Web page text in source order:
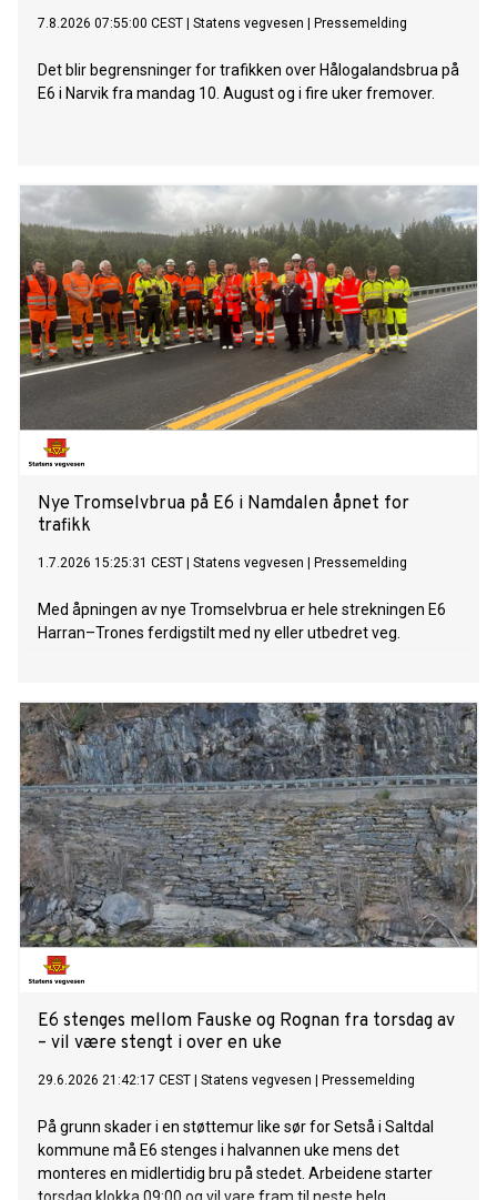
7.8.2026 07:55:00 CEST Statens vegvesen Pressemelding
Det blir begrensninger for trafikken over Hålogalandsbrua på
E6 i Narvik fra mandag 10. August og i fire uker fremover.
Nye Tromselvbrua på E6 i Namdalen åpnet for
trafikk
1.7.2026 15:25:31 CEST Statens vegvesen Pressemelding
Med åpningen av nye Tromselvbrua er hele strekningen E6
Harran–Trones ferdigstilt med ny eller utbedret veg.
E6 stenges mellom Fauske og Rognan fra torsdag av
– vil være stengt i over en uke
29.6.2026 21:42:17 CEST Statens vegvesen Pressemelding
På grunn skader i en støttemur like sør for Setså i Saltdal
kommune må E6 stenges i halvannen uke mens det
monteres en midlertidig bru på stedet. Arbeidene starter